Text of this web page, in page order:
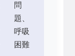
問
題、
呼吸
困難